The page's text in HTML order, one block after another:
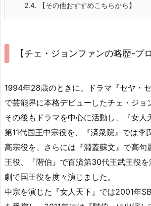
2.4. 【その他おすすめこちらから】
【チェ・ジョンファンの略歴-プ
1994年28歳のときに、ドラマ『セヤ・
で芸能界に本格デビューしたチェ・ジョ
その後もドラマを中心に活動し、『女人
第11代国王中宗役を、『済衆院』では李
高宗役を、さらには『淵蓋蘇文』で高句
王役、『階伯』で百済第30代王武王役
劇で国王役を度々演じました。
中宗を演じた『女人天下』では2001年